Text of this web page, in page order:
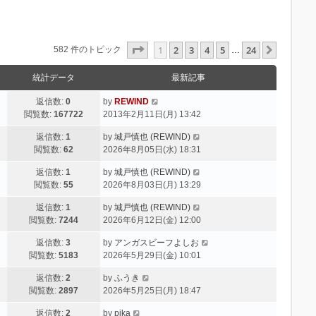
582 件のトピック ページ1 ／24
1 2 3 4 5 24
統計データ 最新記事
返信数:0
閲覧数: 167722
by REWIND
2013年2月11日(月) 13:42
返信数:1
閲覧数: 62
by 城戸慎也 (REWIND)
2026年8月05日(水) 18:31
返信数:1
閲覧数: 55
by 城戸慎也 (REWIND)
2026年8月03日(月) 13:29
返信数:1
閲覧数: 7244
by 城戸慎也 (REWIND)
2026年6月12日(金) 12:00
返信数:3
閲覧数: 5183
by アンガスビーフよしお
2026年5月29日(金) 10:01
返信数:2
閲覧数: 2897
by ふうき
2026年5月25日(月) 18:47
返信数:2 by pika